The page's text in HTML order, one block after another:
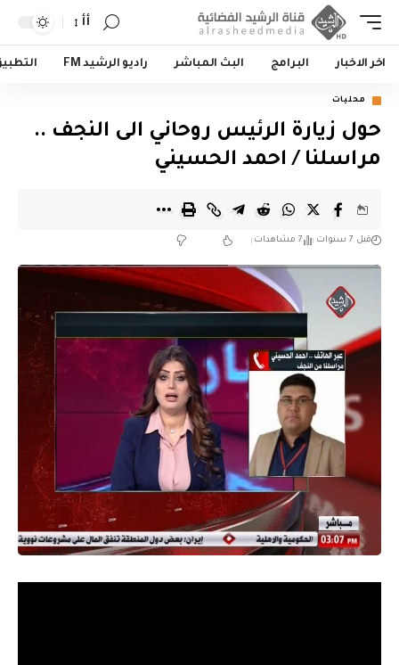
أأ
اخر الاخبار البرامج البث المباشر راديو الرشيد FM
محليات
حول زيارة الرئيس روحاني الى النجف ..
مراسلنا / احمد الحسيني
قبل 7 سنوات 7 مشاهدات